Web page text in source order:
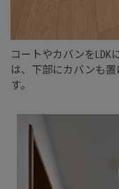
コートやカバンをLDK
は、下部にカバンも
す。